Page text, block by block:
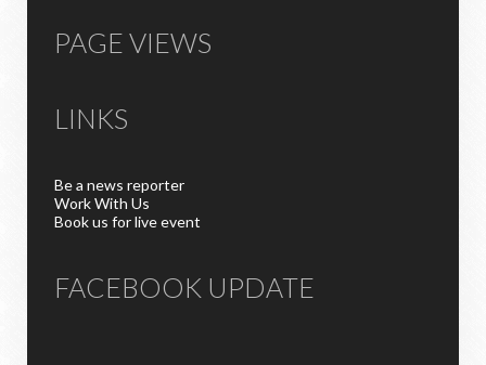
PAGE VIEWS
LINKS
Be a news reporter
Work With Us
Book us for live event
FACEBOOK UPDATE